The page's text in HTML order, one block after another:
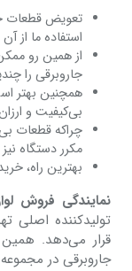
تعویض قطعات
استفاده ما از
از همین رو
جاروبرقی را
همچنین بهتر
بی‌کیفیت و
چراکه قطعات
مکرر دستگاه
بهترین راه،
نمایندگی فروش
تولیدکننده اصلی
قرار می‌دهد.
جاروبرقی در